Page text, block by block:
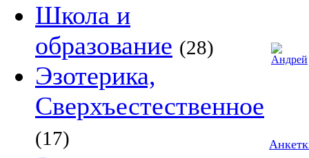
Школа и
образование (28)
Эзотерика,
Сверхъестественное
(17)